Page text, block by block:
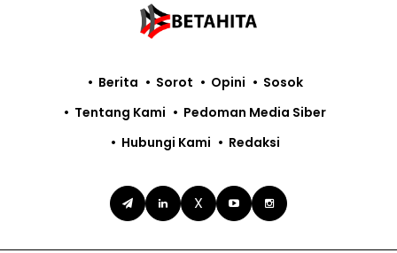
X
Berita Sorot Opini
Sosok
Tentang Kami
Pedoman Media Siber
Hubungi Kami
Redaksi